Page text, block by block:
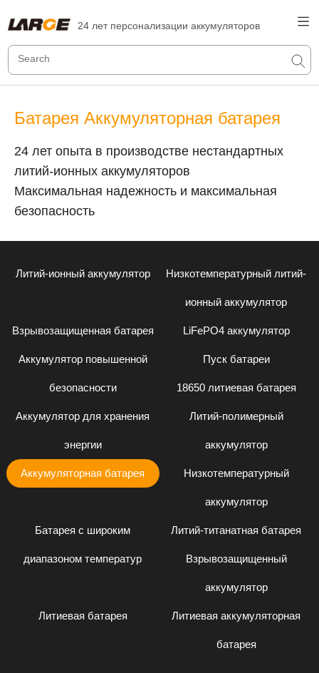
24 лет персонализации аккумуляторов
Батарея Аккумуляторная батарея
24 лет опыта в производстве нестандартных
литий-ионных аккумуляторов
Максимальная надежность и максимальная
безопасность
Литий-ионный аккумулятор Низкотемпературный литий-
ионный аккумулятор
Взрывозащищенная батарея LiFePO4 аккумулятор
Аккумулятор повышенной
безопасности
Пуск батареи
18650 литиевая батарея
Аккумулятор для хранения
энергии
Литий-полимерный
аккумулятор
Аккумуляторная батарея Низкотемпературный
аккумулятор
Батарея с широким
диапазоном температур
Литий-титанатная батарея
Взрывозащищенный
аккумулятор
Литиевая батарея Литиевая аккумуляторная
батарея